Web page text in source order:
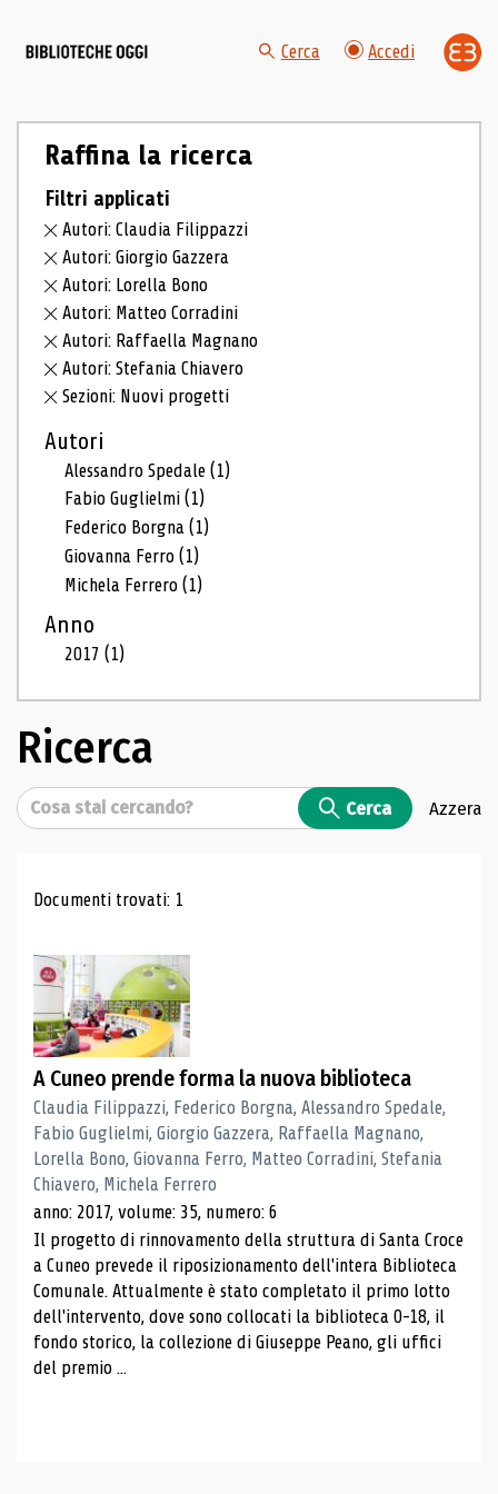
Cerca Accedi
Raffina la ricerca
Filtri applicati
Autori: Claudia Filippazzi
Autori: Giorgio Gazzera
Autori: Lorella Bono
Autori: Matteo Corradini
Autori: Raffaella Magnano
Autori: Stefania Chiavero
Sezioni: Nuovi progetti
Autori
Alessandro Spedale(1)
Fabio Guglielmi(1)
Federico Borgna(1)
Giovanna Ferro(1)
Michela Ferrero(1)
Anno
2017(1)
Ricerca
Cerca Cerca Azzera
Risultati di ricerca
Documenti trovati: 1
A Cuneo prende forma la nuova biblioteca
Claudia Filippazzi, Federico Borgna, Alessandro Spedale,
Fabio Guglielmi, Giorgio Gazzera, Raffaella Magnano,
Lorella Bono, Giovanna Ferro, Matteo Corradini, Stefania
Chiavero, Michela Ferrero
anno: 2017, volume: 35, numero: 6
Il progetto di rinnovamento della struttura di Santa Croce
a Cuneo prevede il riposizionamento dell'intera Biblioteca
Comunale. Attualmente è stato completato il primo lotto
dell'intervento, dove sono collocati la biblioteca 0-18, il
fondo storico, la collezione di Giuseppe Peano, gli uffici
del premio ...